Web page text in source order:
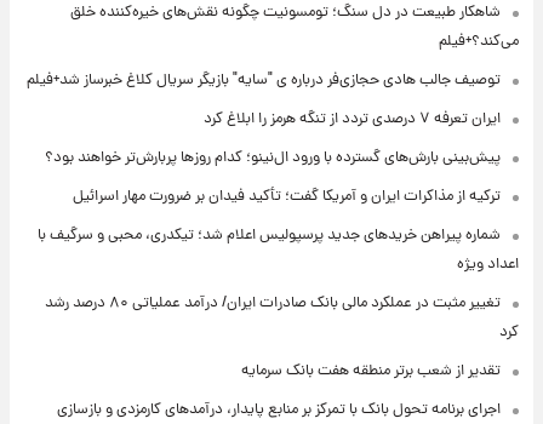
شاهکار طبیعت در دل سنگ؛ تومسونیت چگونه نقش‌های خیره‌کننده خلق
می‌کند؟+فیلم
توصیف جالب هادی حجازی‌فر درباره ی "سایه" بازیگر سریال کلاغ خبرساز شد+فیلم
ایران تعرفه ۷ درصدی تردد از تنگه هرمز را ابلاغ کرد
پیش‌بینی بارش‌های گسترده با ورود ال‌نینو؛ کدام روزها پربارش‌تر خواهند بود؟
ترکیه از مذاکرات ایران و آمریکا گفت؛ تأکید فیدان بر ضرورت مهار اسرائیل
شماره پیراهن خریدهای جدید پرسپولیس اعلام شد؛ تیکدری، محبی و سرگیف با
اعداد ویژه
تغییر مثبت در عملکرد مالی بانک صادرات ایران/ درآمد عملیاتی ۸۰ درصد رشد
کرد
تقدیر از شعب برتر منطقه هفت بانک سرمایه
اجرای برنامه تحول بانک با تمرکز بر منابع پایدار، درآمدهای کارمزدی و بازسازی